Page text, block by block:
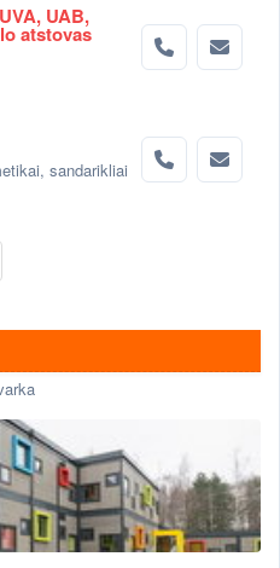
UAB,
atstovas
sandarikliai